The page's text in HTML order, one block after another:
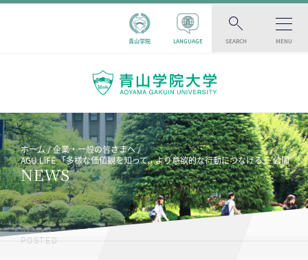
青山学院 LANGUAGE SEARCH MENU
ホーム
企業・一般の皆さまへ
AGU LiFE 「多様な価値観を知って、より意欲的な行動につなげる」 公開
NEWS
POSTED